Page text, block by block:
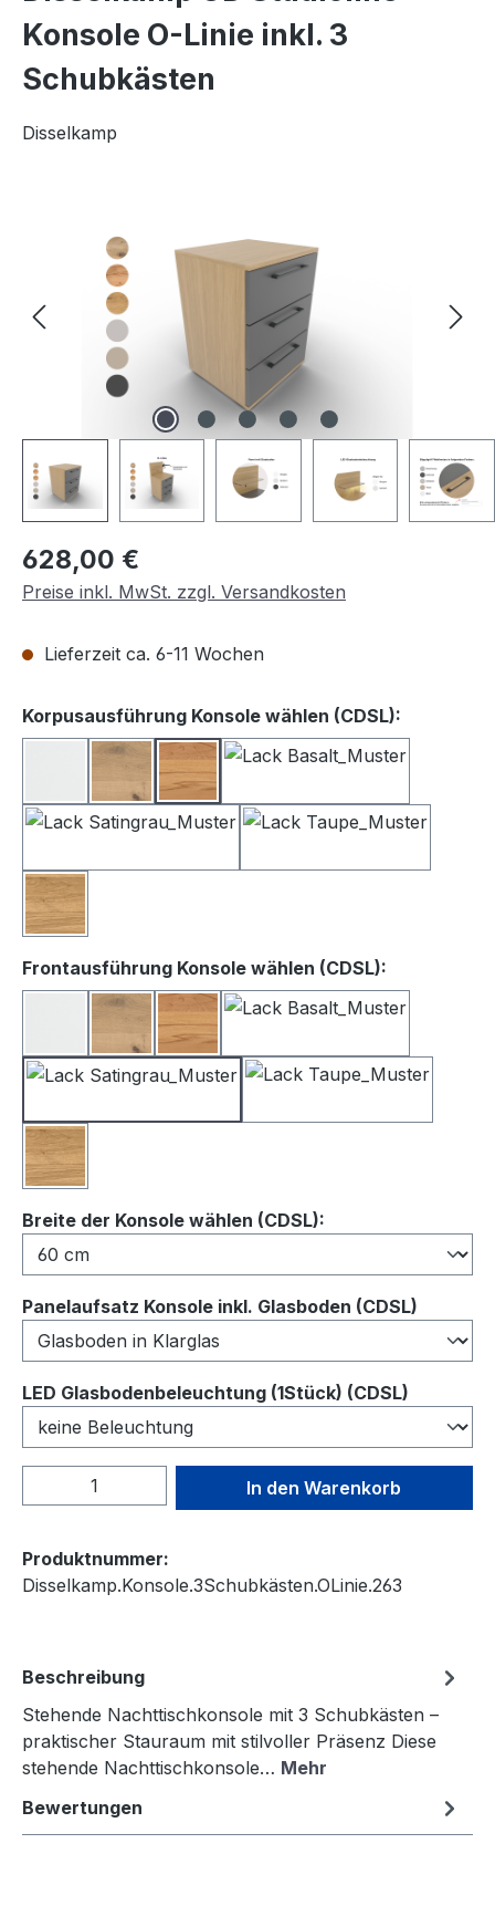
Konsole O-Linie inkl. 3
Schubkästen
Disselkamp
Regulärer Preis:
628,00 €
Preise inkl. MwSt. zzgl. Versandkosten
Lieferzeit ca. 6-11 Wochen
Korpusausführung Konsole wählen (CDSL):
BalkeneicheKernbuche
Wildeiche
Frontausführung Konsole wählen (CDSL):
BalkeneicheKernbuche
Wildeiche
Breite der Konsole wählen (CDSL):
Panelaufsatz Konsole inkl. Glasboden (CDSL)
LED Glasbodenbeleuchtung (1Stück) (CDSL)
Produkt Anzahl: Gib denIn den Warenkorb
Produktnummer:
Disselkamp.Konsole.3Schubkästen.OLinie.263
Beschreibung
Stehende Nachttischkonsole mit 3 Schubkästen –
praktischer Stauraum mit stilvoller Präsenz Diese
stehende Nachttischkonsole… Mehr
Bewertungen